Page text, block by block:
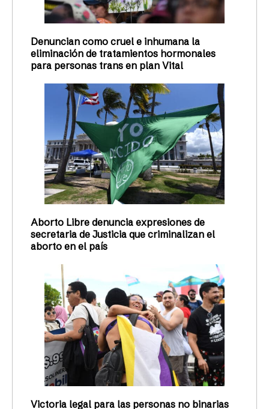
Denuncian como cruel e inhumana la
eliminación de tratamientos hormonales
para personas trans en plan Vital
Aborto Libre denuncia expresiones de
secretaria de Justicia que criminalizan el
aborto en el país
Victoria legal para las personas no binarias